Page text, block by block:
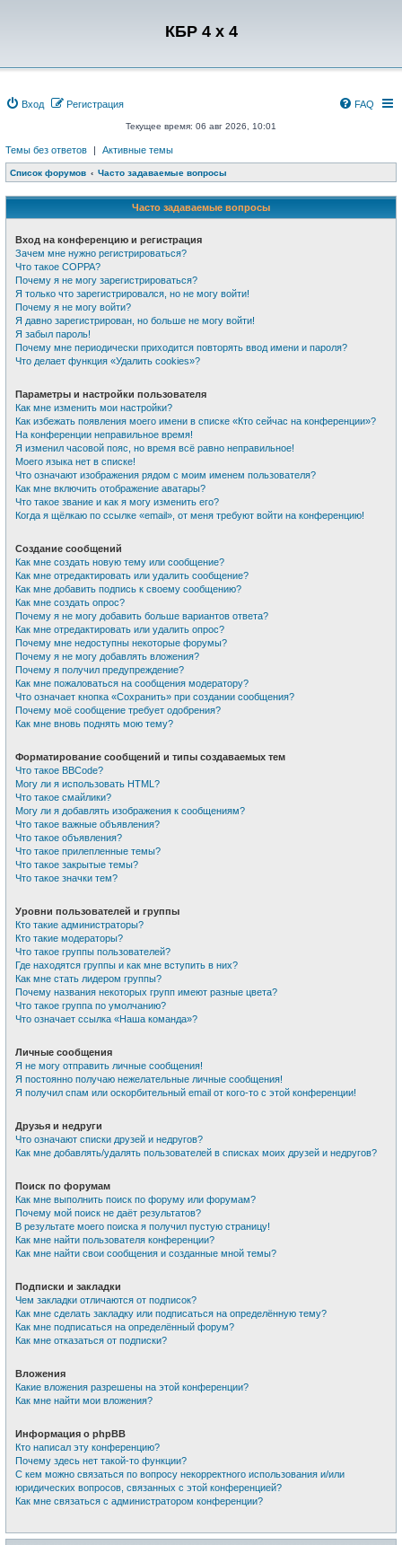
КБР 4 x 4
Вход Регистрация FAQ
Текущее время: 06 авг 2026, 10:01
Темы без ответов | Активные темы
Список форумов Часто задаваемые вопросы
Часто задаваемые вопросы
Вход на конференцию и регистрация
Зачем мне нужно регистрироваться?
Что такое COPPA?
Почему я не могу зарегистрироваться?
Я только что зарегистрировался, но не могу войти!
Почему я не могу войти?
Я давно зарегистрирован, но больше не могу войти!
Я забыл пароль!
Почему мне периодически приходится повторять ввод имени и пароля?
Что делает функция «Удалить cookies»?
Параметры и настройки пользователя
Как мне изменить мои настройки?
Как избежать появления моего имени в списке «Кто сейчас на конференции»?
На конференции неправильное время!
Я изменил часовой пояс, но время всё равно неправильное!
Моего языка нет в списке!
Что означают изображения рядом с моим именем пользователя?
Как мне включить отображение аватары?
Что такое звание и как я могу изменить его?
Когда я щёлкаю по ссылке «email», от меня требуют войти на конференцию!
Создание сообщений
Как мне создать новую тему или сообщение?
Как мне отредактировать или удалить сообщение?
Как мне добавить подпись к своему сообщению?
Как мне создать опрос?
Почему я не могу добавить больше вариантов ответа?
Как мне отредактировать или удалить опрос?
Почему мне недоступны некоторые форумы?
Почему я не могу добавлять вложения?
Почему я получил предупреждение?
Как мне пожаловаться на сообщения модератору?
Что означает кнопка «Сохранить» при создании сообщения?
Почему моё сообщение требует одобрения?
Как мне вновь поднять мою тему?
Форматирование сообщений и типы создаваемых тем
Что такое BBCode?
Могу ли я использовать HTML?
Что такое смайлики?
Могу ли я добавлять изображения к сообщениям?
Что такое важные объявления?
Что такое объявления?
Что такое прилепленные темы?
Что такое закрытые темы?
Что такое значки тем?
Уровни пользователей и группы
Кто такие администраторы?
Кто такие модераторы?
Что такое группы пользователей?
Где находятся группы и как мне вступить в них?
Как мне стать лидером группы?
Почему названия некоторых групп имеют разные цвета?
Что такое группа по умолчанию?
Что означает ссылка «Наша команда»?
Личные сообщения
Я не могу отправить личные сообщения!
Я постоянно получаю нежелательные личные сообщения!
Я получил спам или оскорбительный email от кого-то с этой конференции!
Друзья и недруги
Что означают списки друзей и недругов?
Как мне добавлять/удалять пользователей в списках моих друзей и недругов?
Поиск по форумам
Как мне выполнить поиск по форуму или форумам?
Почему мой поиск не даёт результатов?
В результате моего поиска я получил пустую страницу!
Как мне найти пользователя конференции?
Как мне найти свои сообщения и созданные мной темы?
Подписки и закладки
Чем закладки отличаются от подписок?
Как мне сделать закладку или подписаться на определённую тему?
Как мне подписаться на определённый форум?
Как мне отказаться от подписки?
Вложения
Какие вложения разрешены на этой конференции?
Как мне найти мои вложения?
Информация о phpBB
Кто написал эту конференцию?
Почему здесь нет такой-то функции?
С кем можно связаться по вопросу некорректного использования и/или
юридических вопросов, связанных с этой конференцией?
Как мне связаться с администратором конференции?